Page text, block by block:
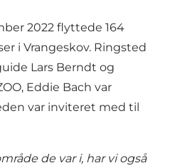
2022 flyttede 164
i Vrangeskov. Ringsted
Lars Berndt og
Eddie Bach var
var inviteret med til
de var i, har vi også